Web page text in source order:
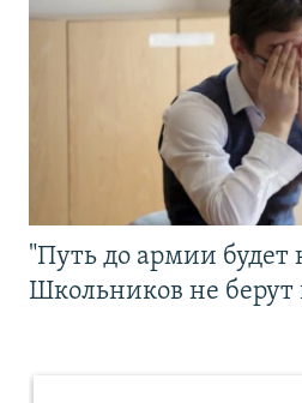
"Путь до армии будет
Школьников не берут